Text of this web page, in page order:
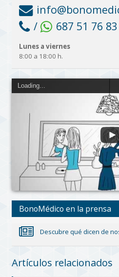
/
687 51 76 83
Lunes a viernes
8:00 a 18:00 h.
Loading...
BonoMédico en la prensa
Descubre qué dicen de
Artículos relacionados